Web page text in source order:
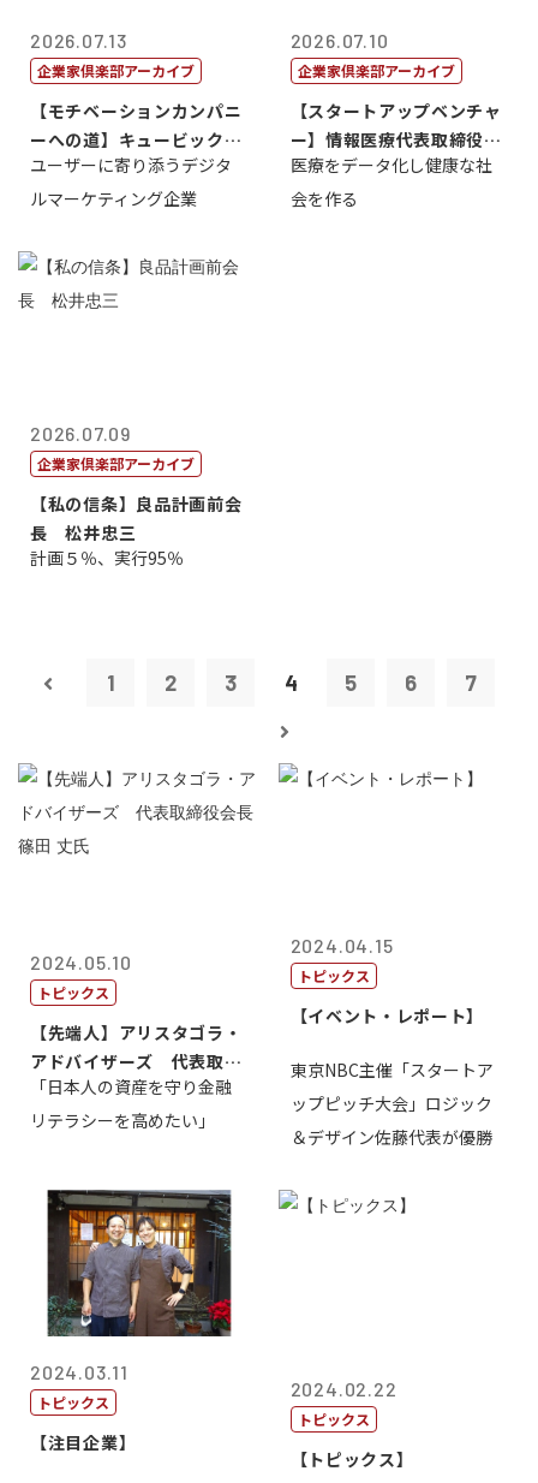
2026.07.13
企業家倶楽部アーカイブ
【モチベーションカンパニ
ーへの道】キュービック代
表取締役CE...
ユーザーに寄り添うデジタ
ルマーケティング企業
2026.07.10
企業家倶楽部アーカイブ
【スタートアップベンチャ
ー】情報医療代表取締役
原 聖吾
医療をデータ化し健康な社
会を作る
2026.07.09
企業家倶楽部アーカイブ
【私の信条】良品計画前会
長 松井忠三
計画５％、実行95％
1 2 3 4 5 6 7
2024.05.10
トピックス
【先端人】アリスタゴラ・
アドバイザーズ 代表取締
役会長 篠田...
「日本人の資産を守り金融
リテラシーを高めたい」
2024.04.15
トピックス
【イベント・レポート】
東京NBC主催「スタートア
ップピッチ大会」ロジック
＆デザイン佐藤代表が優勝
2024.03.11
トピックス
【注目企業】
2024.02.22
トピックス
【トピックス】